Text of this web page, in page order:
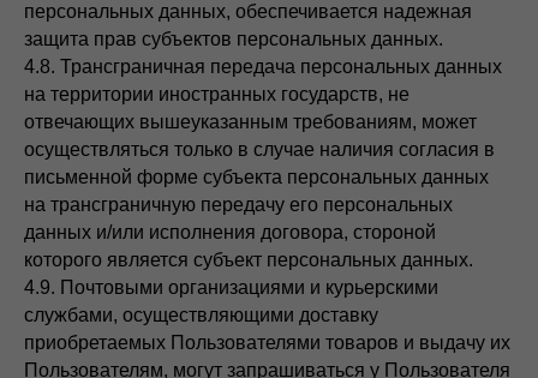
персональных данных, обеспечивается надежная
защита прав субъектов персональных данных.
4.8. Трансграничная передача персональных данных
на территории иностранных государств, не
отвечающих вышеуказанным требованиям, может
осуществляться только в случае наличия согласия в
письменной форме субъекта персональных данных
на трансграничную передачу его персональных
данных и/или исполнения договора, стороной
которого является субъект персональных данных.
4.9. Почтовыми организациями и курьерскими
службами, осуществляющими доставку
приобретаемых Пользователями товаров и выдачу их
Пользователям, могут запрашиваться у Пользователя